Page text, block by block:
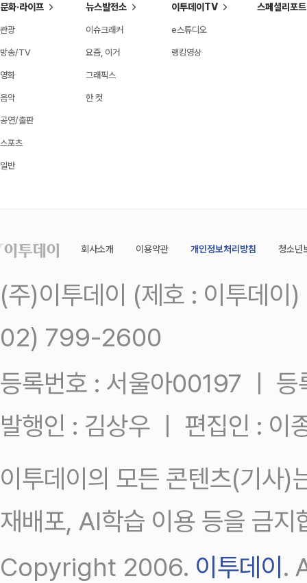
문화·라이프
관광
방송/TV
영화
음악
공연/출판
스포츠
일반
뉴스발전소
이슈크래커
요즘, 이거
그래픽스
한 컷
이투데이TV
e스튜디오
랭킹영상
스페셜리포트
회사소개 이용약관 개인정보처리방침 청소년
(주)이투데이 (제호 : 이투데
02) 799-2600
등록번호 : 서울아00197 ㅣ
발행인 : 김상우 ㅣ 편집인 : 이
이투데이의 모든 콘텐츠(기사)
재배포, AI학습 이용 등을 금지
Copyright 2006. 이투데이.